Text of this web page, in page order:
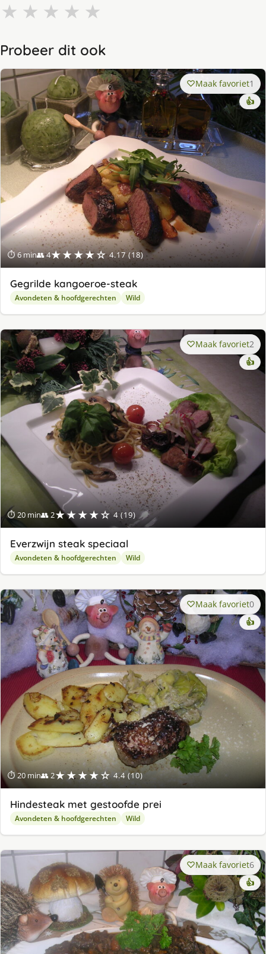
★ ★ ★ ★ ★
Probeer dit ook
⏱ 6 min👥 4★★★★☆ 4.17 (18)
Maak favoriet1
👍
Gegrilde kangoeroe-steak
Avondeten & hoofdgerechten Wild
⏱ 20 min👥 2★★★★☆ 4 (19)
Maak favoriet2
👍
Everzwijn steak speciaal
Avondeten & hoofdgerechten Wild
⏱ 20 min👥 2★★★★☆ 4.4 (10)
Maak favoriet0
👍
Hindesteak met gestoofde prei
Avondeten & hoofdgerechten Wild
Maak favoriet6
👍